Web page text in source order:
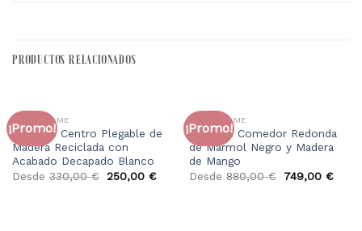
PRODUCTOS RELACIONADOS
¡Promo!
FAURA HOME
Mesa de Centro Plegable de
Madera Reciclada con
Acabado Decapado Blanco
Desde 330,00€ El
precio
250,00 €El
¡Promo!
FAURA HOME
Mesa de Comedor Redonda
de Mármol Negro y Madera
de Mango
Desde 880,00€
El
precio
749,00 €El